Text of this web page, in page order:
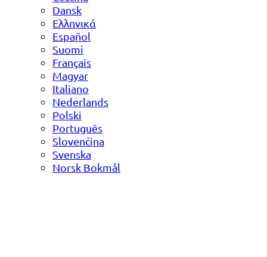
Dansk
Ελληνικά
Español
Suomi
Français
Magyar
Italiano
Nederlands
Polski
Português
Slovenčina
Svenska
Norsk Bokmål